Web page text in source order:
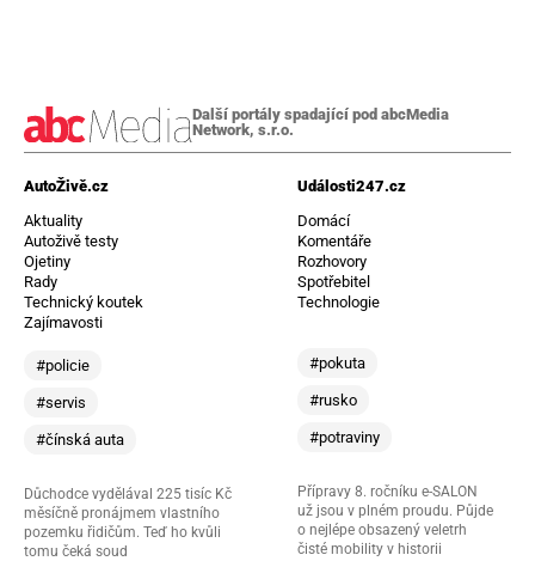
Další portály spadající pod abcMedia
Network, s.r.o.
AutoŽivě.cz
Aktuality
Autoživě testy
Ojetiny
Rady
Technický koutek
Zajímavosti
#policie
#servis
#čínská auta
Důchodce vydělával 225 tisíc Kč
měsíčně pronájmem vlastního
pozemku řidičům. Teď ho kvůli
tomu čeká soud
Události247.cz
Domácí
Komentáře
Rozhovory
Spotřebitel
Technologie
#pokuta
#rusko
#potraviny
Přípravy 8. ročníku e-SALON
už jsou v plném proudu. Půjde
o nejlépe obsazený veletrh
čisté mobility v historii